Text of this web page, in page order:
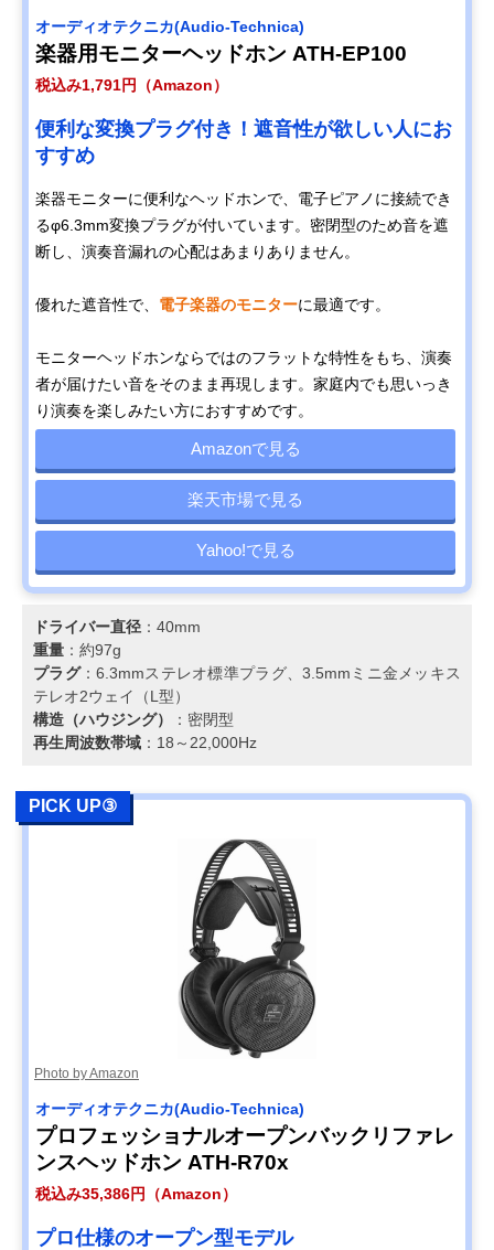
オーディオテクニカ(Audio-Technica)
楽器用モニターヘッドホン ATH-EP100
税込み1,791円（Amazon）
便利な変換プラグ付き！遮音性が欲しい人にお
すすめ
楽器モニターに便利なヘッドホンで、電子ピアノに接続でき
るφ6.3mm変換プラグが付いています。密閉型のため音を遮
断し、演奏音漏れの心配はあまりありません。
優れた遮音性で、 電子楽器のモニターに最適です。
モニターヘッドホンならではのフラットな特性をもち、演奏
者が届けたい音をそのまま再現します。家庭内でも思いっき
り演奏を楽しみたい方におすすめです。
Amazonで見る
楽天市場で見る
Yahoo!で見る
ドライバー直径 ：40mm
重量 ：約97g
プラグ：6.3mmステレオ標準プラグ、3.5mmミニ金メッキス
テレオ2ウェイ（L型）
構造（ハウジング）
：密閉型
再生周波数帯域 ：18～22,000Hz
PICK UP③
Photo by Amazon
オーディオテクニカ(Audio-Technica)
プロフェッショナルオープンバックリファレ
ンスヘッドホン ATH-R70x
税込み35,386円（Amazon）
プロ仕様のオープン型モデル